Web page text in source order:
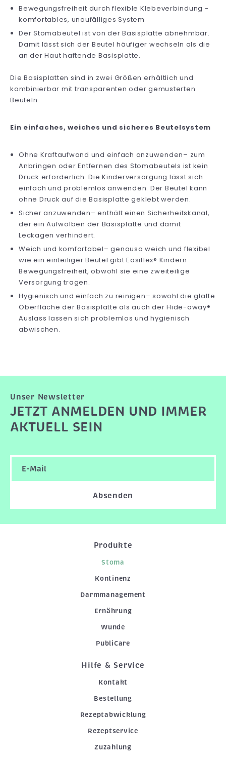
Bewegungsfreiheit durch flexible Klebeverbindung -
komfortables, unaufälliges System
Der Stomabeutel ist von der Basisplatte abnehmbar.
Damit lässt sich der Beutel häufiger wechseln als die
an der Haut haftende Basisplatte.
Die Basisplatten sind in zwei Größen erhältlich und
kombinierbar mit transparenten oder gemusterten
Beuteln.
Ein einfaches, weiches und sicheres Beutelsystem
Ohne Kraftaufwand und einfach anzuwenden– zum
Anbringen oder Entfernen des Stomabeutels ist kein
Druck erforderlich. Die Kinderversorgung lässt sich
einfach und problemlos anwenden. Der Beutel kann
ohne Druck auf die Basisplatte geklebt werden.
Sicher anzuwenden– enthält einen Sicherheitskanal,
der ein Aufwölben der Basisplatte und damit
Leckagen verhindert.
Weich und komfortabel– genauso weich und flexibel
wie ein einteiliger Beutel gibt Easiflex® Kindern
Bewegungsfreiheit, obwohl sie eine zweiteilige
Versorgung tragen.
Hygienisch und einfach zu reinigen– sowohl die glatte
Oberfläche der Basisplatte als auch der Hide-away®
Auslass lassen sich problemlos und hygienisch
abwischen.
Unser Newsletter
JETZT ANMELDEN UND IMMER
AKTUELL SEIN
Absenden
Produkte
Stoma
Kontinenz
Darmmanagement
Ernährung
Wunde
PubliCare
Hilfe & Service
Kontakt
Bestellung
Rezeptabwicklung
Rezeptservice
Zuzahlung